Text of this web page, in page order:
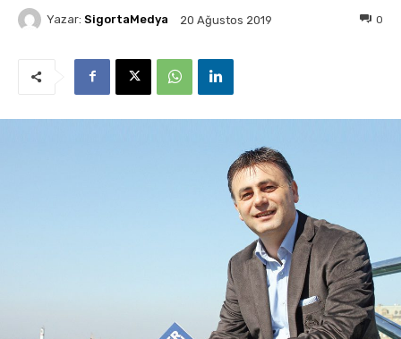
Yazar: SigortaMedya 20 Ağustos 2019 0